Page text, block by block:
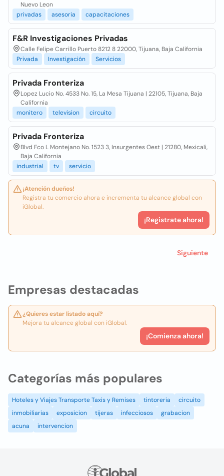
Empresas destacadas
¿Quieres estar listado aquí?
Mejora tu alcance global con iGlobal.
¡Comienza ahora!
Nuevo Leon
privadas
asesoria capacitaciones
F&R Investigaciones Privadas
Calle Felipe Carrillo Puerto 8212 8 22000, Tijuana, Baja California
Privada
Investigación Servicios
Privada Fronteriza
Lopez Lucio No. 4533 No. 15, La Mesa Tijuana | 22105, Tijuana, Baja
California
monitero
television circuito
Privada Fronteriza
Blvd Fco L Montejano No. 1523 3, Insurgentes Oest | 21280, Mexicali,
Baja California
industrial
tv servicio
¡Atención dueños!
Registra tu comercio ahora e incrementa tu alcance global con
iGlobal.
¡Registrate ahora!
Siguiente
Categorías más populares
Hoteles y Viajes Transporte Taxis y Remises tintoreria
circuito
inmobiliarias
exposicion tijeras infecciosos
grabacion
acuna
intervencion